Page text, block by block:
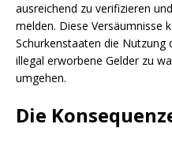
ausreichend zu verifizieren
melden. Diese Versäumnisse
Schurkenstaaten die
illegal erworbene Gelder zu
umgehen.
Die